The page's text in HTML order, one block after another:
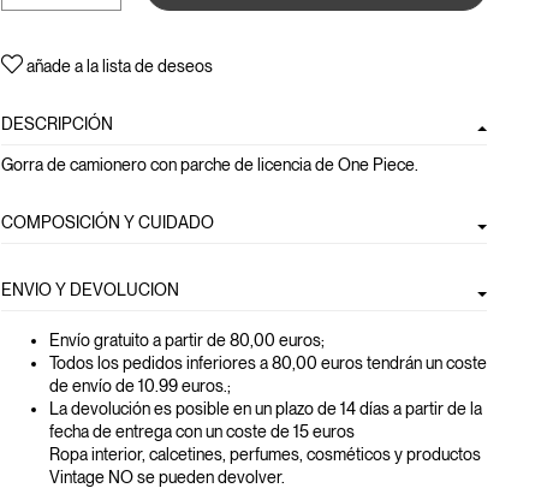
añade a la lista de deseos
DESCRIPCIÓN
Gorra de camionero con parche de licencia de One Piece.
COMPOSICIÓN Y CUIDADO
ENVIO Y DEVOLUCION
Envío gratuito a partir de 80,00 euros;
Todos los pedidos inferiores a 80,00 euros tendrán un coste
de envío de 10.99 euros.;
La devolución es posible en un plazo de 14 días a partir de la
fecha de entrega con un coste de 15 euros
Ropa interior, calcetines, perfumes, cosméticos y productos
Vintage NO se pueden devolver.